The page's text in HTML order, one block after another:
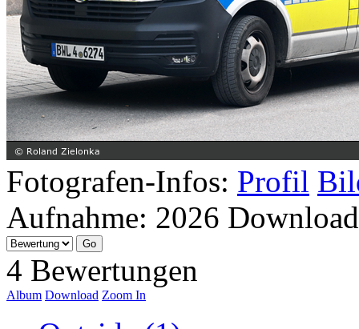
Fotografen-Infos: Profil
Aufnahme: 2026
4 Bewertungen
Album Download Zoom In